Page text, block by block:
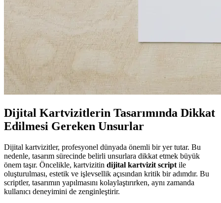
Dijital Kartvizitlerin Tasarımında Dikkat
Edilmesi Gereken Unsurlar
Dijital kartvizitler, profesyonel dünyada önemli bir yer tutar. Bu
nedenle, tasarım sürecinde belirli unsurlara dikkat etmek büyük
önem taşır. Öncelikle, kartvizitin dijital kartvizit script ile
oluşturulması, estetik ve işlevsellik açısından kritik bir adımdır. Bu
scriptler, tasarımın yapılmasını kolaylaştırırken, aynı zamanda
kullanıcı deneyimini de zenginleştirir.